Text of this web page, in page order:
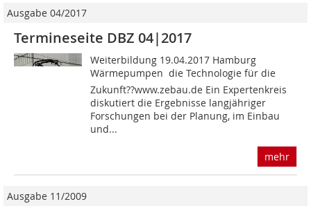
Ausgabe 04/2017
Termineseite DBZ 04|2017
Weiterbildung 19.04.2017 Hamburg
Wärmepumpen  die Technologie für die
Zukunft??www.zebau.de Ein Expertenkreis
diskutiert die Ergebnisse langjähriger
Forschungen bei der Planung, im Einbau
und...
mehr
Ausgabe 11/2009